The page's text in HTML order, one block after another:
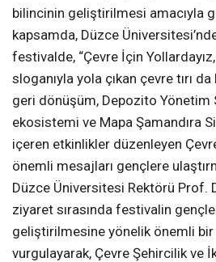
bilincinin geliştirilmesi amacıyla
kapsamda, Düzce
festivalde, “Çevre İçin Yollardayız,
sloganıyla yola çıkan çevre tırı da
geri dönüşüm, Depozito Yönetim
ekosistemi ve Mapa Şamandıra
içeren etkinlikler düzenleyen
önemli mesajları gençlere
Düzce Üniversitesi Rektörü Prof.
ziyaret sırasında festivalin
geliştirilmesine yönelik önemli bir
vurgulayarak, Çevre Şehircilik ve